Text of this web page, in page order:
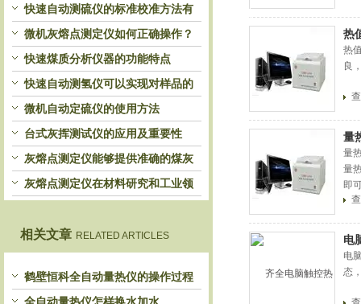
快速自动测硫仪的标准校准方法有
哪些？
微机灰熔点测定仪如何正确操作？
快速煤质分析仪器的功能特点
快速自动测氢仪可以实现对样品的
自动处理和检测
微机自动定硫仪的使用方法
台式灰挥测试仪的应用及重要性
灰熔点测定仪能够提供准确的煤灰
熔融性参数
灰熔点测定仪在材料研究和工业领
相关文章 RELATED ARTICLES
鹤壁恒科全自动量热仪的操作过程
热
热
良
量
量
量
即
电
电
态